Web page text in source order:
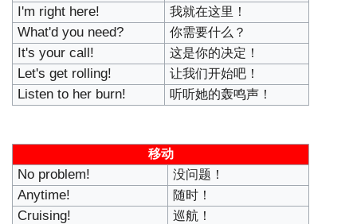
I'm right here! 我就在这里！
What'd you need? 你需要什么？
It's your call! 这是你的决定！
Let's get rolling! 让我们开始吧！
Listen to her burn! 听听她的轰鸣声！
移动
No problem! 没问题！
Anytime! 随时！
Cruising! 巡航！